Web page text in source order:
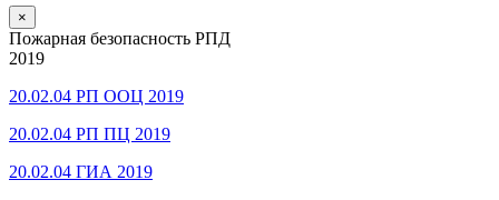
×
Пожарная безопасность РПД
2019
20.02.04 РП ООЦ 2019
20.02.04 РП ПЦ 2019
20.02.04 ГИА 2019